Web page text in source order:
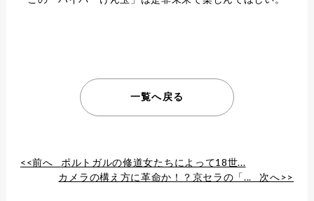
一覧へ戻る
<<前へ ポルトガルの修道女たちによって18世...
カメラの構え方に革命か！？京セラの「... 次へ>>